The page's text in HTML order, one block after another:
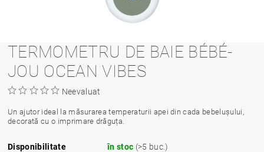
TERMOMETRU DE BAIE BÉBÉ-
JOU OCEAN VIBES
Neevaluat
Un ajutor ideal la măsurarea temperaturii apei din cada bebelușului,
decorată cu o imprimare drăguța.
Disponibilitate în stoc (>5 buc.)